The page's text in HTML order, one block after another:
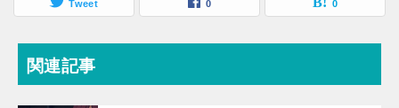
Tweet 0 0
関連記事